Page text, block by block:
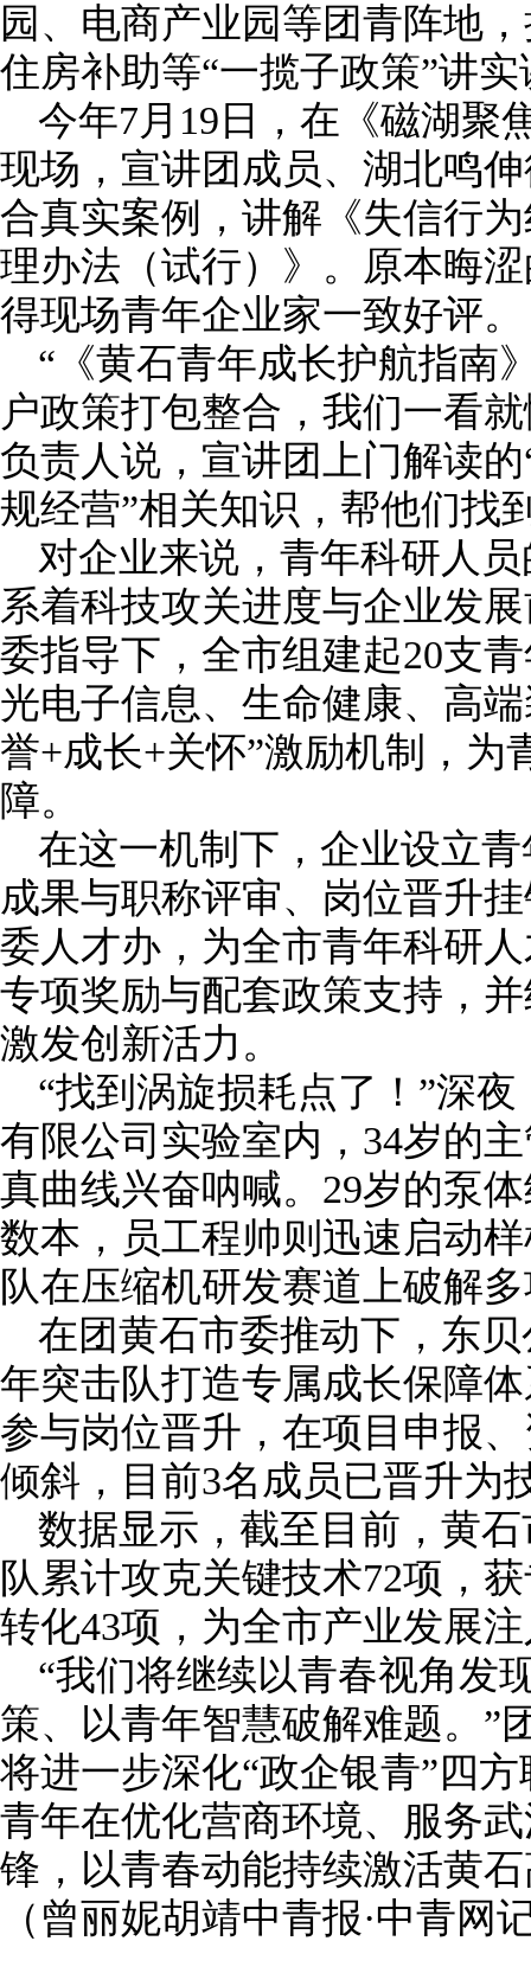
园、电商产业园等团青阵地
住房补助等“一揽子政策”讲
今年7月19日，在《磁湖
现场，宣讲团成员、湖北鸣
合真实案例，讲解《失信行
理办法（试行）》。原本晦
得现场青年企业家一致好评。
“《黄石青年成长护航指南
户政策打包整合，我们一看
负责人说，宣讲团上门解读
规经营”相关知识，帮他们找
对企业来说，青年科研人
系着科技攻关进度与企业发
委指导下，全市组建起20支
光电子信息、生命健康、高
誉+成长+关怀”激励机制，为
障。
在这一机制下，企业设立
成果与职称评审、岗位晋升
委人才办，为全市青年科研
专项奖励与配套政策支持，
激发创新活力。
“找到涡旋损耗点了！”深
有限公司实验室内，34岁的
真曲线兴奋呐喊。29岁的泵
数本，员工程帅则迅速启动
队在压缩机研发赛道上破解
在团黄石市委推动下，东
年突击队打造专属成长保障
参与岗位晋升，在项目申报
倾斜，目前3名成员已晋升为
数据显示，截至目前，黄
队累计攻克关键技术72项，
转化43项，为全市产业发展
“我们将继续以青春视角发
策、以青年智慧破解难题。”
将进一步深化“政企银青”四
青年在优化营商环境、服务
锋，以青春动能持续激活黄
（曾丽妮胡靖中青报·中青网